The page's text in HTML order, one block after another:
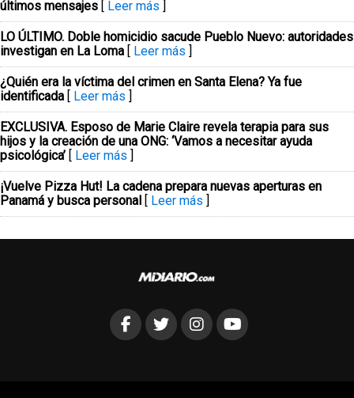
últimos mensajes [ Leer más ]
LO ÚLTIMO. Doble homicidio sacude Pueblo Nuevo: autoridades
investigan en La Loma [ Leer más ]
¿Quién era la víctima del crimen en Santa Elena? Ya fue
identificada [ Leer más ]
EXCLUSIVA. Esposo de Marie Claire revela terapia para sus
hijos y la creación de una ONG: ‘Vamos a necesitar ayuda
psicológica’ [ Leer más ]
¡Vuelve Pizza Hut! La cadena prepara nuevas aperturas en
Panamá y busca personal [ Leer más ]